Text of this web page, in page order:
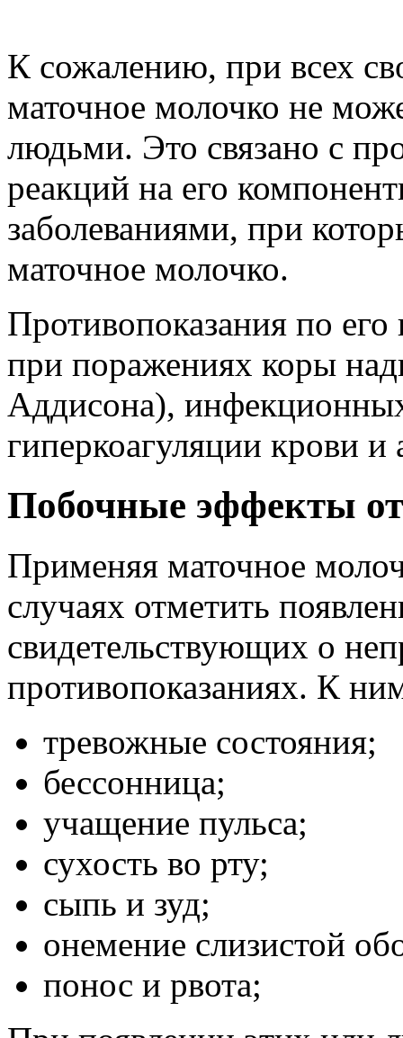
К сожалению, при всех
маточное молочко не
людьми. Это связано с
реакций на его
заболеваниями, при
маточное молочко.
Противопоказания по
при поражениях коры
Аддисона),
гиперкоагуляции крови
Побочные эффекты
Применяя маточное
случаях отметить
свидетельствующих о
противопоказаниях. К
тревожные состояния;
бессонница;
учащение пульса;
сухость во рту;
сыпь и зуд;
онемение слизистой
понос и рвота;